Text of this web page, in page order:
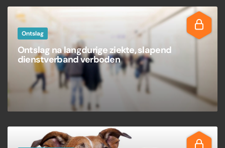
Ontslag
Ontslag na langdurige ziekte, slapend
dienstverband verboden